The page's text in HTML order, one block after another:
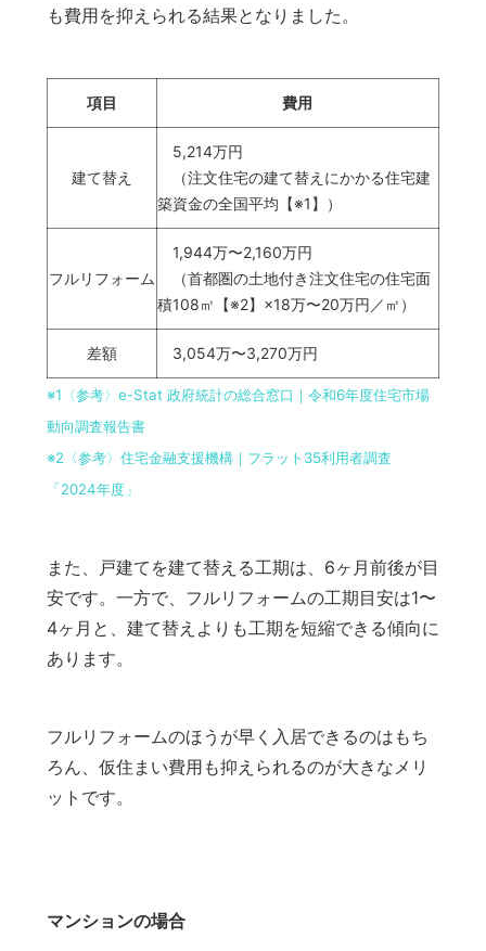
も費用を抑えられる結果となりました。
項目 費用
建て替え
5,214万円
（注文住宅の建て替えにかかる住宅建
築資金の全国平均【※1】）
フルリフォーム
1,944万〜2,160万円
（首都圏の土地付き注文住宅の住宅面
積108㎡【※2】×18万〜20万円／㎡）
差額 3,054万〜3,270万円
※1 〈参考〉e-Stat 政府統計の総合窓口｜令和6年度住宅市場
動向調査報告書
※2 〈参考〉住宅金融支援機構｜フラット35利用者調査
「2024年度」
また、戸建てを建て替える工期は、6ヶ月前後が目
安です。一方で、フルリフォームの工期目安は1〜
4ヶ月と、建て替えよりも工期を短縮できる傾向に
あります。
フルリフォームのほうが早く入居できるのはもち
ろん、仮住まい費用も抑えられるのが大きなメリ
ットです。
マンションの場合